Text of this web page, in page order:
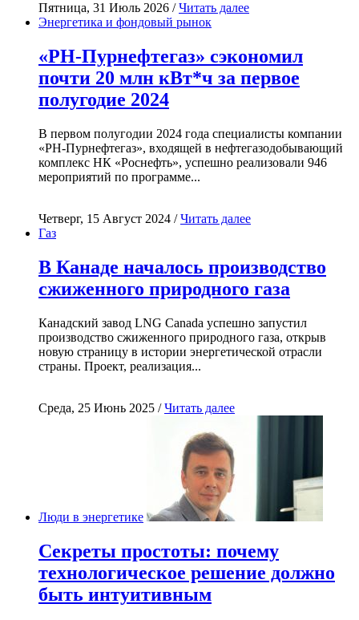
Пятница, 31 Июль 2026 /Читать далее
Энергетика и фондовый рынок
«РН-Пурнефтегаз» сэкономил
почти 20 млн кВт*ч за первое
полугодие 2024
В первом полугодии 2024 года специалисты компании
«РН-Пурнефтегаз», входящей в нефтегазодобывающий
комплекс НК «Роснефть», успешно реализовали 946
мероприятий по программе...
Четверг, 15 Август 2024 /Читать далее
Газ
В Канаде началось производство
сжиженного природного газа
Канадский завод LNG Canada успешно запустил
производство сжиженного природного газа, открыв
новую страницу в истории энергетической отрасли
страны. Проект, реализация...
Среда, 25 Июнь 2025 /Читать далее
Люди в энергетике
Секреты простоты: почему
технологическое решение должно
быть интуитивным